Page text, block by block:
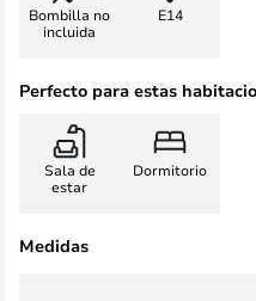
Bombilla no
incluida
E14
Perfecto para estas
Sala de
estar
Dormitorio
Medidas